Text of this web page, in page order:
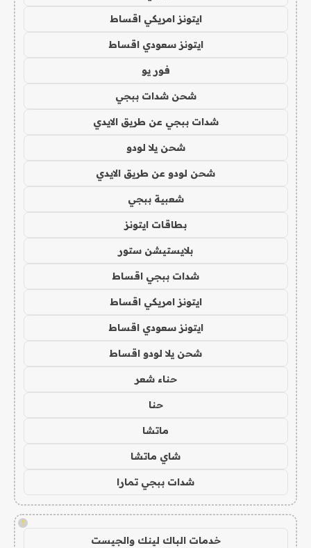
ايتونز امريكي اقساط
ايتونز سعودي اقساط
فور يو
شحن شدات ببجي
شدات ببجي عن طريق الايدي
شحن يلا لودو
شحن لودو عن طريق الايدي
شعبية ببجي
بطاقات ايتونز
بلايستيشن ستور
شدات ببجي اقساط
ايتونز امريكي اقساط
ايتونز سعودي اقساط
شحن يلا لودو اقساط
حناء شعر
حنا
ماتشا
شاي ماتشا
شدات ببجي تمارا
!
خدمات الباك لينك والجيست